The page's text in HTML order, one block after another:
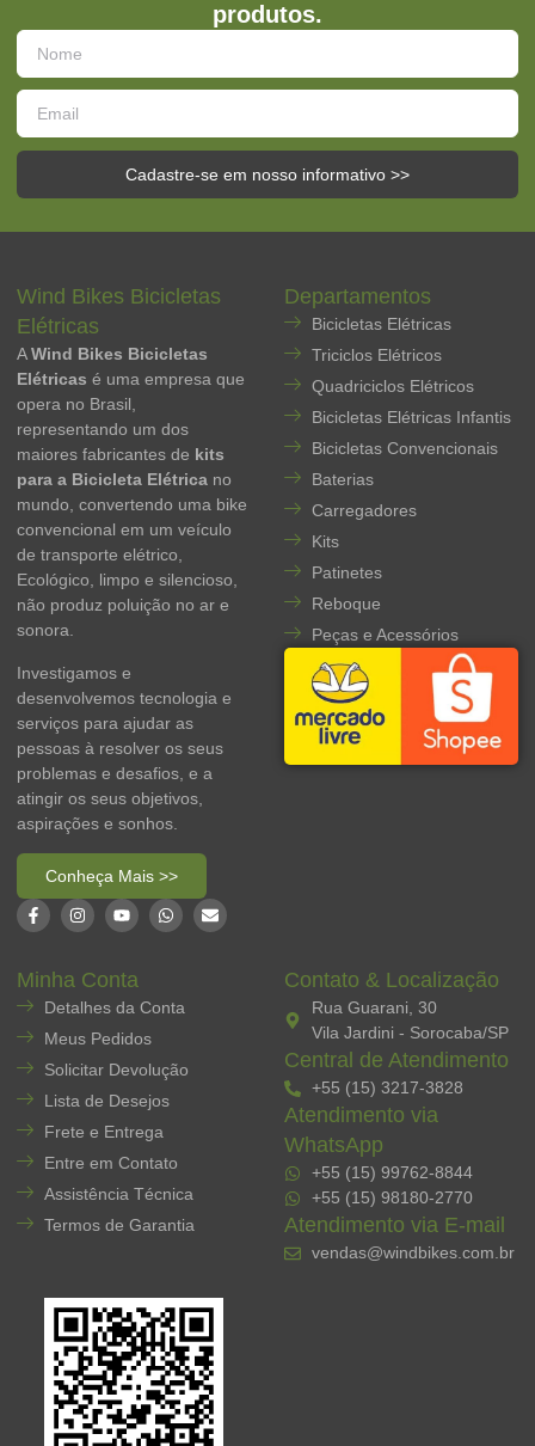
produtos.
Cadastre-se em nosso informativo >>
Wind Bikes Bicicletas
Elétricas
AWind Bikes Bicicletas
Elétricas é uma empresa que
opera no Brasil,
representando um dos
maiores fabricantes de kits
para a Bicicleta Elétrica no
mundo, convertendo uma bike
convencional em um veículo
de transporte elétrico,
Ecológico, limpo e silencioso,
não produz poluição no ar e
sonora.
Investigamos e
desenvolvemos tecnologia e
serviços para ajudar as
pessoas à resolver os seus
problemas e desafios, e a
atingir os seus objetivos,
aspirações e sonhos.
Conheça Mais >>
Departamentos
Bicicletas Elétricas
Triciclos Elétricos
Quadriciclos Elétricos
Bicicletas Elétricas Infantis
Bicicletas Convencionais
Baterias
Carregadores
Kits
Patinetes
Reboque
Peças e Acessórios
Minha Conta
Detalhes da Conta
Meus Pedidos
Solicitar Devolução
Lista de Desejos
Frete e Entrega
Entre em Contato
Assistência Técnica
Termos de Garantia
Contato & Localização
Rua Guarani, 30
Vila Jardini - Sorocaba/SP
Central de Atendimento
+55 (15) 3217-3828
Atendimento via
WhatsApp
+55 (15) 99762-8844
+55 (15) 98180-2770
Atendimento via E-mail
vendas@windbikes.com.br